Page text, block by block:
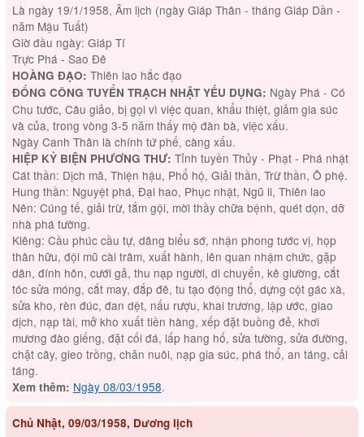
Là ngày 19/1/1958, Âm lịch (ngày Giáp Thân - tháng Giáp Dần -
năm Mậu Tuất)
Giờ đầu ngày: Giáp Tí
Trực Phá - Sao Đê
HOÀNG ĐẠO: Thiên lao hắc đạo
ĐỔNG CÔNG TUYỂN TRẠCH NHẬT YẾU DỤNG: Ngày Phá - Có
Chu tước, Câu giảo, bị gọi vì việc quan, khẩu thiệt, giảm gia súc
và của, trong vòng 3-5 năm thấy mộ đàn bà, việc xấu.
Ngày Canh Thân là chính tứ phế, càng xấu.
HIỆP KỶ BIỆN PHƯƠNG THƯ: Tỉnh tuyền Thủy - Phạt - Phá nhật
Cát thần: Dịch mã, Thiện hậu, Phổ hộ, Giải thần, Trừ thần, Ô phệ.
Hung thần: Nguyệt phá, Đại hao, Phục nhật, Ngũ li, Thiên lao
Nên: Cúng tế, giải trừ, tắm gội, mời thầy chữa bệnh, quét dọn, dỡ
nhà phá tường.
Kiêng: Cầu phúc cầu tự, dâng biểu sớ, nhận phong tước vị, họp
thân hữu, đội mũ cài trâm, xuất hành, lên quan nhậm chức, gặp
dân, đính hôn, cưới gả, thu nạp người, di chuyển, kê giường, cắt
tóc sửa móng, cắt may, đắp đê, tu tạo động thổ, dựng cột gác xà,
sửa kho, rèn đúc, đan dệt, nấu rượu, khai trương, lập ước, giao
dịch, nạp tài, mở kho xuất tiền hàng, xếp đặt buồng đẻ, khơi
mương đào giếng, đặt cối đá, lấp hang hố, sửa tường, sửa đường,
chặt cây, gieo trồng, chăn nuôi, nạp gia súc, phá thổ, an táng, cải
táng.
Xem thêm: Ngày 08/03/1958.
Chủ Nhật, 09/03/1958, Dương lịch